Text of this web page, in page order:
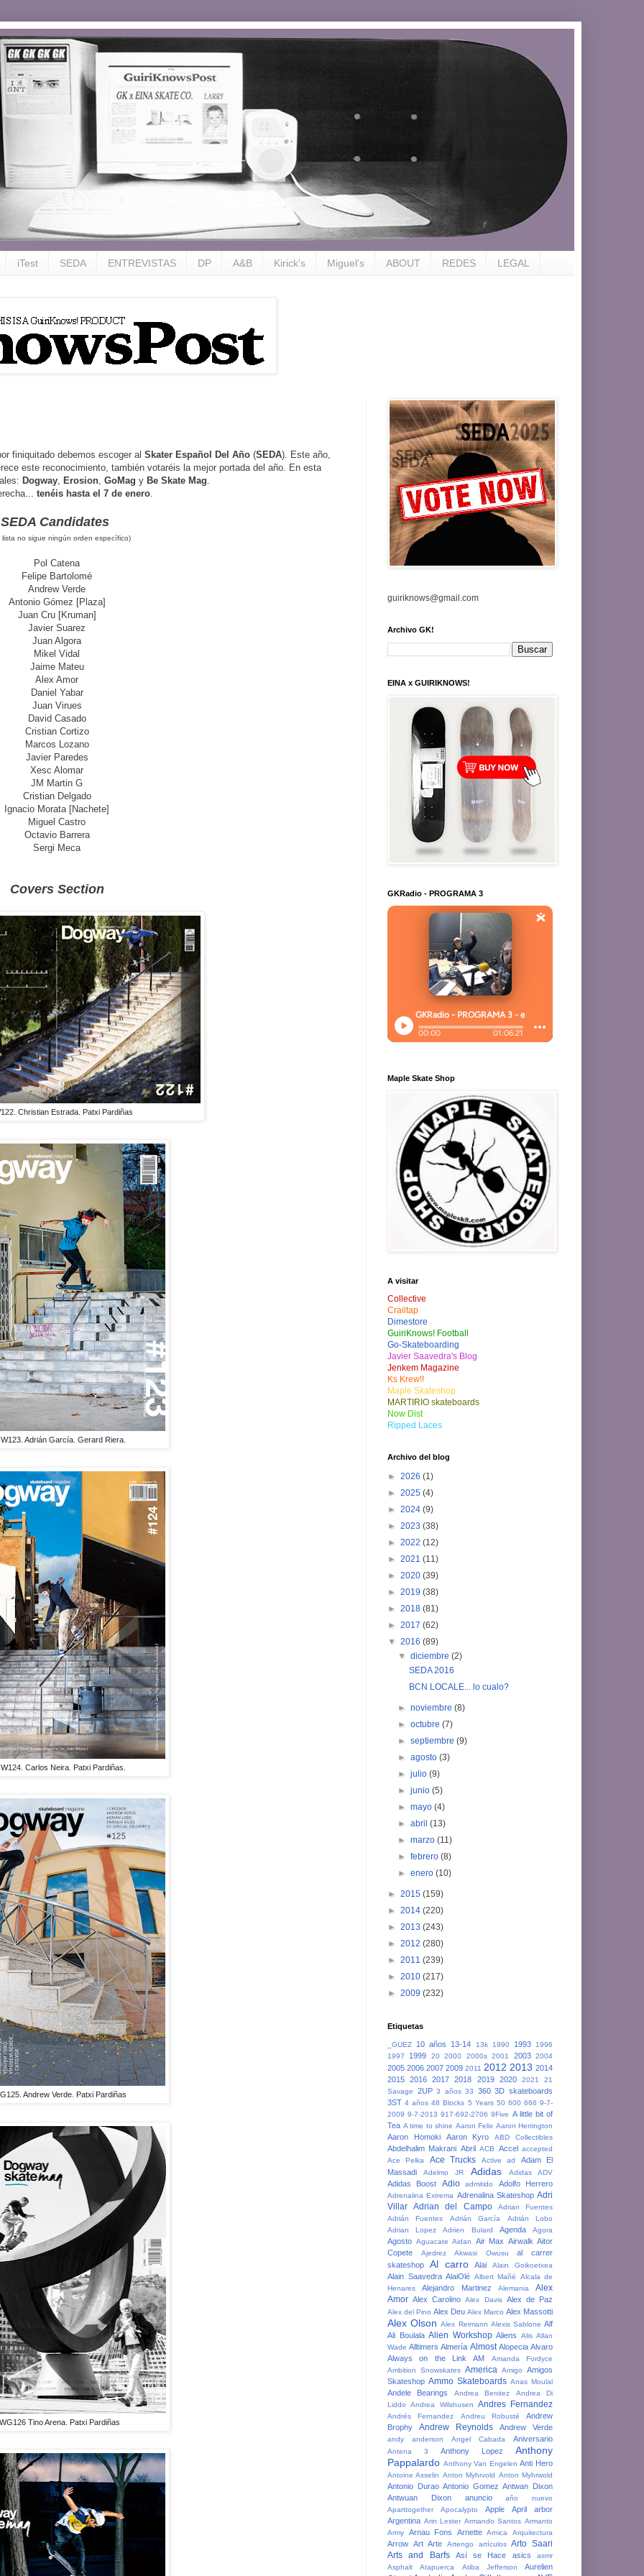
iTest SEDA ENTREVISTAS DP A&B Kirick's Miguel's ABOUT REDES LEGAL
finiquitado debemos escoger al Skater Español Del Año (SEDA). Este año,
este reconocimiento, también votaréis la mejor portada del año. En esta
Dogway, Erosion, GoMag y Be Skate Mag.
tenéis hasta el 7 de enero.
SEDA Candidates
lista no sigue ningún orden específico)
Pol Catena
Felipe Bartolomé
Andrew Verde
Antonio Gómez [Plaza]
Juan Cru [Kruman]
Javier Suarez
Juan Algora
Mikel Vidal
Jaime Mateu
Alex Amor
Daniel Yabar
Juan Virues
David Casado
Cristian Cortizo
Marcos Lozano
Javier Paredes
Xesc Alomar
JM Martin G
Cristian Delgado
Ignacio Morata [Nachete]
Miguel Castro
Octavio Barrera
Sergi Meca
Covers Section
Christian Estrada. Patxi Pardiñas
Adrián García. Gerard Riera.
Carlos Neira. Patxi Pardiñas.
Andrew Verde. Patxi Pardiñas
Tino Arena. Patxi Pardiñas
guiriknows@gmail.com
Archivo GK!
EINA x GUIRIKNOWS!
GKRadio - PROGRAMA 3
Maple Skate Shop
A visitar
Collective
Crailtap
Dimestore
GuiriKnows! Football
Go-Skateboarding
Javier Saavedra's Blog
Jenkem Magazine
Ks Krew!!
Maple Skateshop
MARTIRIO skateboards
Now Dist
Ripped Laces
Archivo del blog
► 2026 (1)
► 2025 (4)
► 2024 (9)
► 2023 (38)
► 2022 (12)
► 2021 (11)
► 2020 (39)
► 2019 (38)
► 2018 (81)
► 2017 (62)
▼ 2016 (89)
▼diciembre(2)
SEDA 2016
BCN LOCALE... lo cualo?
►noviembre(8)
►octubre(7)
►septiembre(9)
►agosto(3)
►julio(9)
►junio(5)
►mayo(4)
►abril(13)
►marzo(11)
►febrero(8)
►enero(10)
► 2015 (159)
► 2014 (220)
► 2013 (243)
► 2012 (280)
► 2011 (239)
► 2010 (217)
► 2009 (232)
Etiquetas
_GUEZ 10 años 13-14 13k 1990 1993
1996
1997
1999 20 2000 2000s 2001 2003 2004
2005 2006 2007 2009 2011 2012 2013 2014
2015 2016 2017 2018 2019 2020 2021
21
Savage
2UP 3 años 33 360 3D skateboards
3ST 4 años 48 Blocks 5 Years 50 600 666 9-7-
2009 9-7-2013 917-692-2706 9Five A little bit of
Tea A time to shine Aaron Felix Aaron Herrington
Aaron Homoki Aaron Kyro ABD Collectibles
Abdelhalim Makrani Abril ACB Accel accepted
Ace Pelka
Ace Trucks Active ad
Adam El
Massadi
Adelmo JR Adidas Adidas ADV
Adidas Boost Adio admitido Adolfo Herrero
Adrenalina Extrema Adrenalina Skateshop Adri
Villar Adrian del Campo
Adrian Fuentes
Adrián Fuentes
Adrián García
Adrián Lobo
Adrian Lopez
Adrien Bulard Agenda Agora
Agosto Aguacate Aidan Air Max Airwalk Aitor
Copete
Ajedrez Akwasi Owusu
al carrer
skateshop
Al carro Alai Alain Goikoetxea
Alain Saavedra AlaiOlé Albert Mañé
Alcala de
Henares
Alejandro Martinez Alemania
Alex
Amor Alex Carolino Alex Davis Alex de Paz
Alex del Pino Alex Deu Alex Marco Alex Massotti
Alex Olson Alex Reimann Alexis Sablone Alf
Ali Boulala Alien Workshop Aliens Alis Allan
Wade Alltimers Almería Almost Alopecia Alvaro
Always on the Link
AM
Amanda Fordyce
Ambition Snowskates America Amigo
Amigos
Skateshop Ammo Skateboards Anas Moulal
Andele Bearings Andrea Benitez
Andrea Di
Liddo
Andrea Wilshusen Andres Fernandez
Andrés Fernandez Andreu Robusté
Andrew
Brophy
Andrew Reynolds Andrew Verde
andy anderson Angel Cabada Aniversario
Antena 3 Anthony Lopez
Anthony
Pappalardo Anthony Van Engelen Anti Hero
Antoine Asselin Anton Myhrvold Anton Myhrwold
Antonio Durao Antonio Gomez Antwan Dixon
Antwuan Dixon
anuncio
año nuevo
Aparttogether
Apocalypto Apple April
arbor
Argentina Arin Lester Armando Santos Armanto
Army
Arnau Fons Arnette Arnica Arquitectura
Arrow Art Arte Artengo artículos
Arto Saari
Arts and Barfs
Así se Hace asics
asmr
Asphalt
Atapuerca Atiba Jefferson
Aurelien